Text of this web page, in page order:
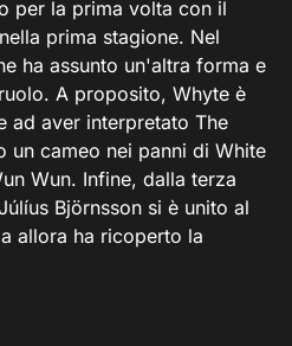
per la prima volta con il
prima stagione. Nel
ha assunto un'altra forma e
A proposito, Whyte è
ad aver interpretato The
un cameo nei panni di White
Wun. Infine, dalla terza
Björnsson si è unito al
allora ha ricoperto la